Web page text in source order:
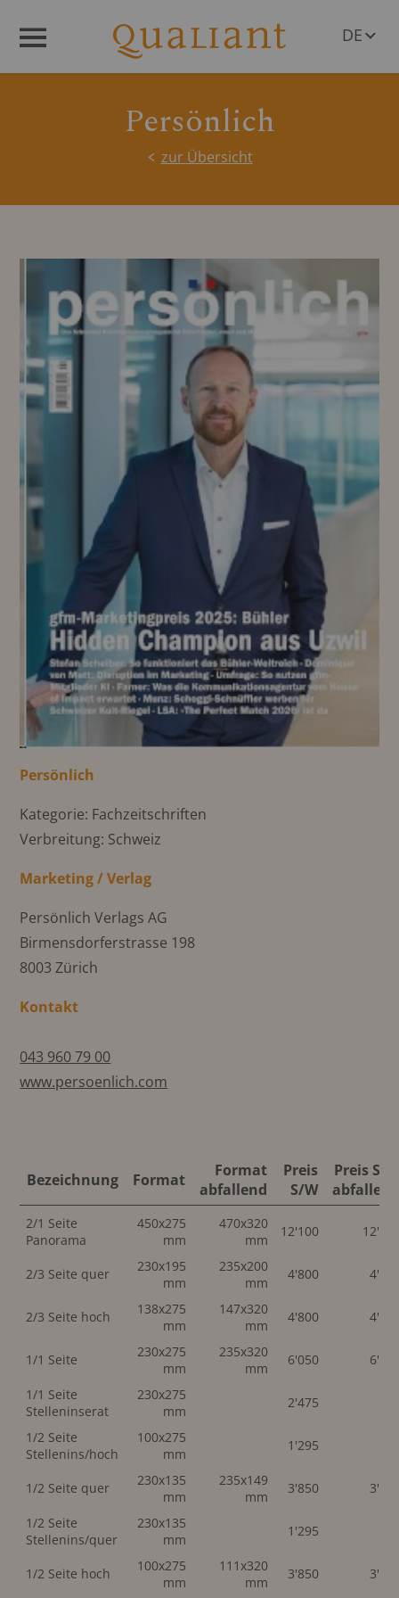
DE
Persönlich
zur Übersicht
Persönlich
Kategorie: Fachzeitschriften
Verbreitung: Schweiz
Marketing / Verlag
Persönlich Verlags AG
Birmensdorferstrasse 198
8003 Zürich
Kontakt
043 960 79 00
www.persoenlich.com
Bezeichnung Format
Format
abfallend
Preis
S/W
Preis S/
2/1 Seite
Panorama
450x275
mm
470x320
mm
12'100
2/3 Seite quer
230x195
mm
235x200
mm
4'800
2/3 Seite hoch
138x275
mm
147x320
mm
4'800
1/1 Seite
230x275
mm
235x320
mm
6'050
1/1 Seite
Stelleninserat
230x275
mm
2'475
1/2 Seite
Stellenins/hoch
100x275
mm
1'295
1/2 Seite quer
230x135
mm
235x149
mm
3'850
1/2 Seite
Stellenins/quer
230x135
mm
1'295
1/2 Seite hoch
100x275
mm
111x320
mm
3'850